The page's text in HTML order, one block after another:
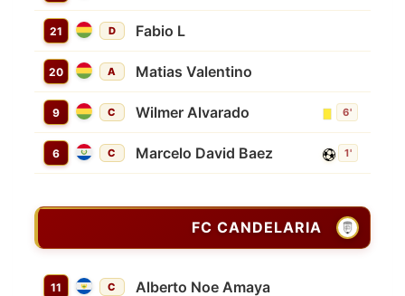
21 D Fabio L
20 A Matias Valentino
9 C Wilmer Alvarado 6'
6 C Marcelo David Baez 1'
FC CANDELARIA
11 C Alberto Noe Amaya